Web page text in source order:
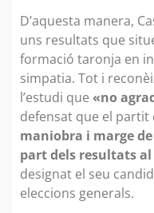
D’aquesta manera,
uns resultats que
formació taronja en
simpatia. Tot i
l’estudi que «no
defensat que el partit
maniobra i marge
part dels resultats al
designat el seu
eleccions generals.